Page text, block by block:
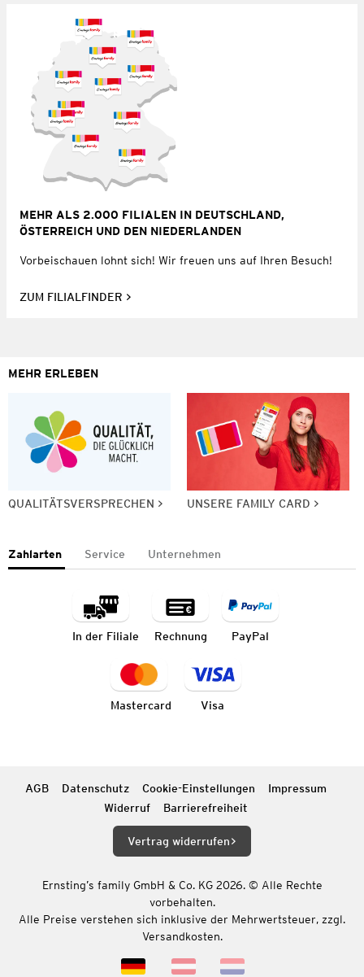
MEHR ALS 2.000 FILIALEN IN DEUTSCHLAND,
ÖSTERREICH UND DEN NIEDERLANDEN
Vorbeischauen lohnt sich! Wir freuen uns auf Ihren Besuch!
ZUM FILIALFINDER
MEHR ERLEBEN
QUALITÄTSVERSPRECHEN UNSERE FAMILY CARD
Zahlarten Service Unternehmen
In der Filiale Rechnung PayPal
Mastercard Visa
AGB Datenschutz Cookie-Einstellungen
Impressum
Widerruf
Barrierefreiheit
Vertrag widerrufen
Ernsting’s family GmbH & Co. KG 2026. © Alle Rechte
vorbehalten.
Alle Preise verstehen sich inklusive der Mehrwertsteuer, zzgl.
Versandkosten.